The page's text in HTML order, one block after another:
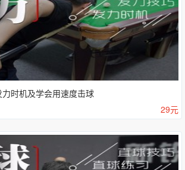
时机及学会用速度击球
29元